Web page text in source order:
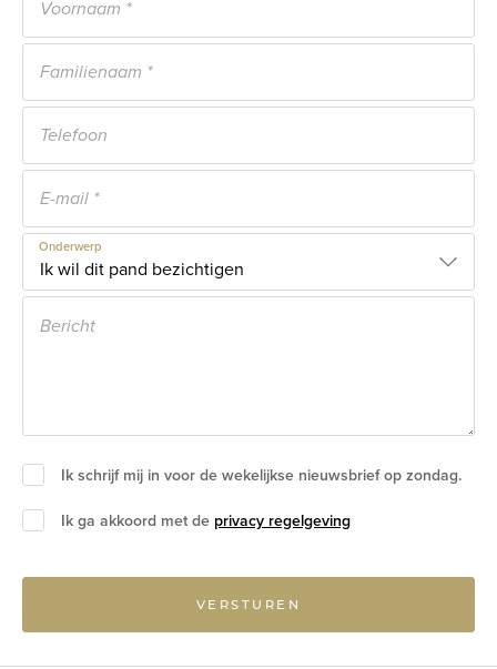
Onderwerp
Ik schrijf mij in voor de wekelijkse nieuwsbrief op zondag.
Ik ga akkoord met de privacy regelgeving
VERSTUREN